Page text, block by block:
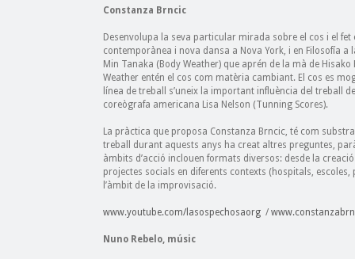
Constanza Brncic
Desenvolupa la seva particular mirada sobre el cos i el
contemporànea i nova dansa a Nova York, i en Filosofía a
Min Tanaka (Body Weather) que aprén de la mà de
Weather entén el cos com matèria cambiant. El cos es
línea de treball s’uneix la important influència del treball
coreògrafa americana Lisa Nelson (Tunning Scores).
La pràctica que proposa Constanza Brncic, té com
treball durant aquests anys ha creat altres preguntes,
àmbits d’acció inclouen formats diversos: desde la
projectes socials en diferents contexts (hospitals,
l’àmbit de la improvisació.
www.youtube.com/lasospechosaorg /
Nuno Rebelo, músic